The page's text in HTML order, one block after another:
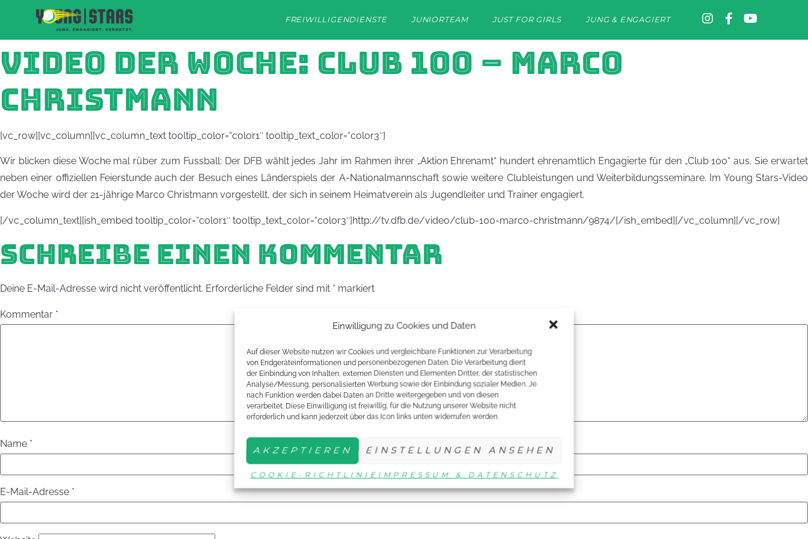
Einwilligung zu Cookies und Daten
Auf dieser Website nutzen wir Cookies und vergleichbare Funktionen zur Verarbeitung
von Endgeräteinformationen und personenbezogenen Daten. Die Verarbeitung dient
der Einbindung von Inhalten, externen Diensten und Elementen Dritter, der statistischen
Analyse/Messung, personalisierten Werbung sowie der Einbindung sozialer Medien. Je
nach Funktion werden dabei Daten an Dritte weitergegeben und von diesen
verarbeitet. Diese Einwilligung ist freiwillig, für die Nutzung unserer Website nicht
erforderlich und kann jederzeit über das Icon links unten widerrufen werden.
AKZEPTIEREN EINSTELLUNGEN ANSEHEN
COOKIE-RICHTLINIE IMPRESSUM & DATENSCHUTZ
FREIWILLIGENDIENSTE JUNIORTEAM JUST FOR GIRLS JUNG & ENGAGIERT
VIDEO DER WOCHE: CLUB 100 – MARCO
CHRISTMANN
[vc_row][vc_column][vc_column_text tooltip_color=“color1″ tooltip_text_color=“color3″]
Wir blicken diese Woche mal rüber zum Fussball: Der DFB wählt jedes Jahr im Rahmen ihrer „Aktion Ehrenamt“ hundert ehrenamtlich Engagierte für den „Club 100“ aus. Sie erwartet
neben einer offiziellen Feierstunde auch der Besuch eines Länderspiels der A-Nationalmannschaft sowie weitere Clubleistungen und Weiterbildungsseminare. Im Young Stars-Video
der Woche wird der 21-jährige Marco Christmann vorgestellt, der sich in seinem Heimatverein als Jugendleiter und Trainer engagiert.
[/vc_column_text][ish_embed tooltip_color=“color1″ tooltip_text_color=“color3″]http://tv.dfb.de/video/club-100-marco-christmann/9874/[/ish_embed][/vc_column][/vc_row]
SCHREIBE EINEN KOMMENTAR
Deine E-Mail-Adresse wird nicht veröffentlicht. Erforderliche Felder sind mit * markiert
Kommentar *
Name *
E-Mail-Adresse *